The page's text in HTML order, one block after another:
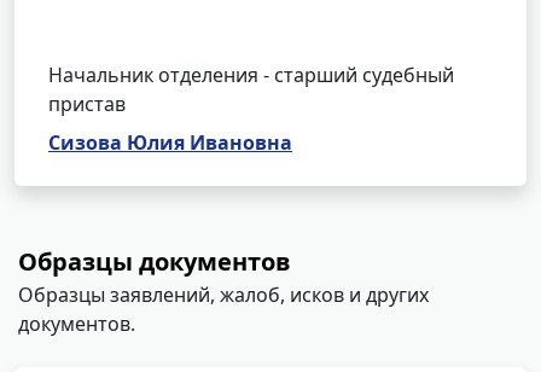
Начальник отделения - старший судебный
пристав
Сизова Юлия Ивановна
Образцы документов
Образцы заявлений, жалоб, исков и других
документов.